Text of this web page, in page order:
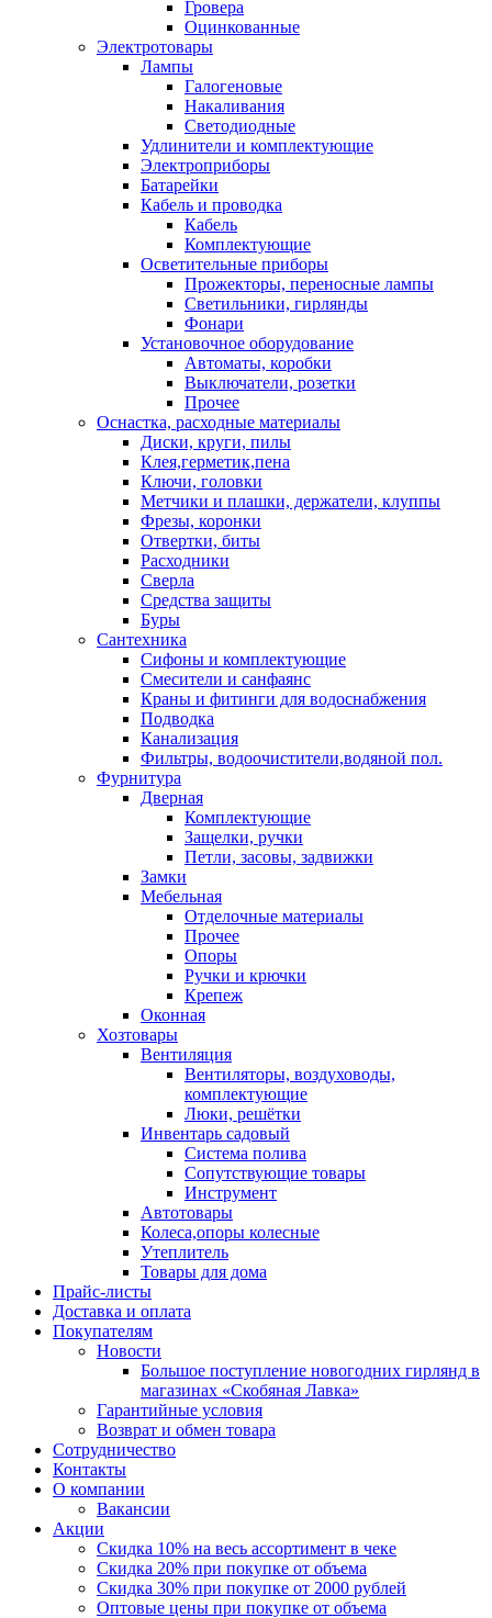
Гровера
Оцинкованные
Электротовары
Лампы
Галогеновые
Накаливания
Светодиодные
Удлинители и комплектующие
Электроприборы
Батарейки
Кабель и проводка
Кабель
Комплектующие
Осветительные приборы
Прожекторы, переносные лампы
Светильники, гирлянды
Фонари
Установочное оборудование
Автоматы, коробки
Выключатели, розетки
Прочее
Оснастка, расходные материалы
Диски, круги, пилы
Клея,герметик,пена
Ключи, головки
Метчики и плашки, держатели, клуппы
Фрезы, коронки
Отвертки, биты
Расходники
Сверла
Средства защиты
Буры
Сантехника
Сифоны и комплектующие
Смесители и санфаянс
Краны и фитинги для водоснабжения
Подводка
Канализация
Фильтры, водоочистители,водяной пол.
Фурнитура
Дверная
Комплектующие
Защелки, ручки
Петли, засовы, задвижки
Замки
Мебельная
Отделочные материалы
Прочее
Опоры
Ручки и крючки
Крепеж
Оконная
Хозтовары
Вентиляция
Вентиляторы, воздуховоды,
комплектующие
Люки, решётки
Инвентарь садовый
Система полива
Сопутствующие товары
Инструмент
Автотовары
Колеса,опоры колесные
Утеплитель
Товары для дома
Прайс-листы
Доставка и оплата
Покупателям
Новости
Большое поступление новогодних гирлянд в
магазинах «Скобяная Лавка»
Гарантийные условия
Возврат и обмен товара
Сотрудничество
Контакты
О компании
Вакансии
Акции
Скидка 10% на весь ассортимент в чеке
Скидка 20% при покупке от объема
Скидка 30% при покупке от 2000 рублей
Оптовые цены при покупке от объема